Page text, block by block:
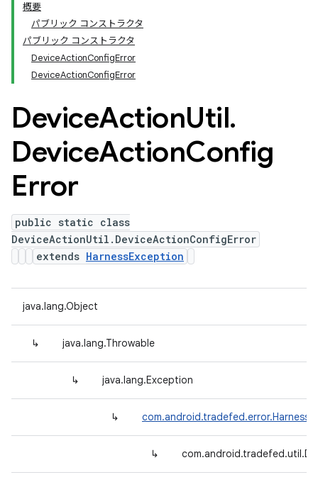
概要
パブリック コンストラクタ
パブリック コンストラクタ
DeviceActionConfigError
DeviceActionConfigError
DeviceActionUtil.
DeviceActionConfig
Error
public static class
DeviceActionUtil.DeviceActionConfigError
extends HarnessException
java.lang.Object
↳ java.lang.Throwable
↳ java.lang.Exception
↳
↳